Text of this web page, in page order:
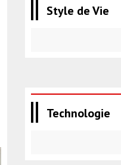
Style de Vie
Technologie